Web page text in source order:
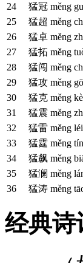
24
猛冠 měng
25
猛超 měng
26
猛卓 měng
27
猛拓 měng
28
猛闯 měng
29
猛攻 měng
30
猛克 měng kè
31
猛震 měng
32
猛雷 měng léi
33
猛霆 měng
34
猛飙 měng
35
猛澜 měng
36
猛涛 měng
经典诗